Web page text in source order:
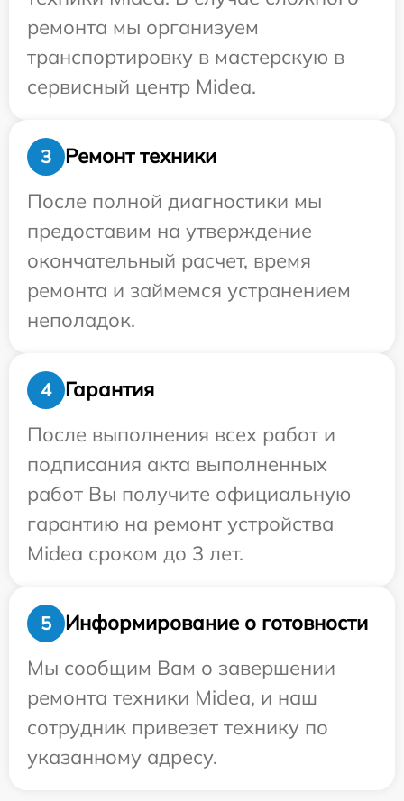
ремонта мы организуем
транспортировку в мастерскую в
сервисный центр Midea.
3
Ремонт техники
После полной диагностики мы
предоставим на утверждение
окончательный расчет, время
ремонта и займемся устранением
неполадок.
4
Гарантия
После выполнения всех работ и
подписания акта выполненных
работ Вы получите официальную
гарантию на ремонт устройства
Midea сроком до 3 лет.
5
Информирование о готовности
Мы сообщим Вам о завершении
ремонта техники Midea, и наш
сотрудник привезет технику по
указанному адресу.